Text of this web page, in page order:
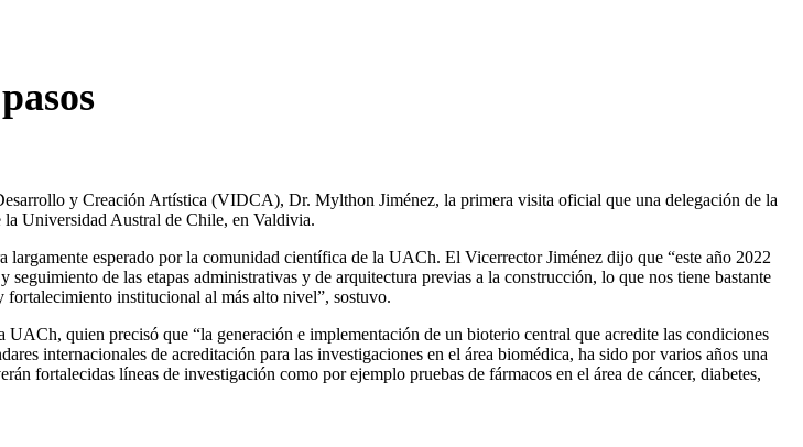
y Creación Artística (VIDCA), Dr. Mylthon Jiménez, la primera visita oficial que una delegación de la
Universidad Austral de Chile, en Valdivia.
esperado por la comunidad científica de la UACh. El Vicerrector Jiménez dijo que “este año 2022
de las etapas administrativas y de arquitectura previas a la construcción, lo que nos tiene bastante
institucional al más alto nivel”, sostuvo.
quien precisó que “la generación e implementación de un bioterio central que acredite las condiciones
internacionales de acreditación para las investigaciones en el área biomédica, ha sido por varios años una
fortalecidas líneas de investigación como por ejemplo pruebas de fármacos en el área de cáncer, diabetes,